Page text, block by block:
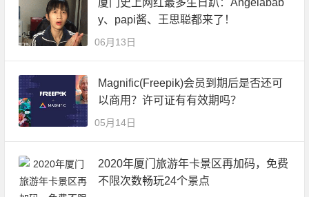
厦门史上网红最多生日趴：Angelabab
y、papi酱、王思聪都来了！
06月13日
Magnific(Freepik)会员到期后是否还可
以商用？许可证有有效期吗？
05月14日
2020年厦门旅游年卡景区再加码，免费
不限次数畅玩24个景点